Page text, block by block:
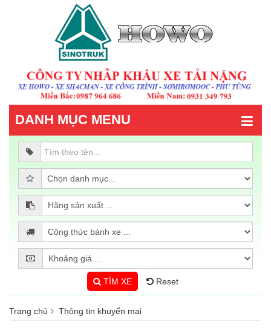
DANH MỤC MENU
TÌM XE Reset
Trang chủ Thông tin khuyến mại